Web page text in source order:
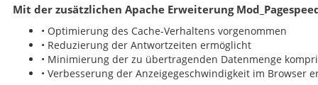
Mit der zusätzlichen Apache Erweiterung
• Optimierung des Cache-Verhaltens vorgenommen
• Reduzierung der Antwortzeiten ermöglicht
• Minimierung der zu übertragenden Datenmenge
• Verbesserung der Anzeigegeschwindigkeit im Browser